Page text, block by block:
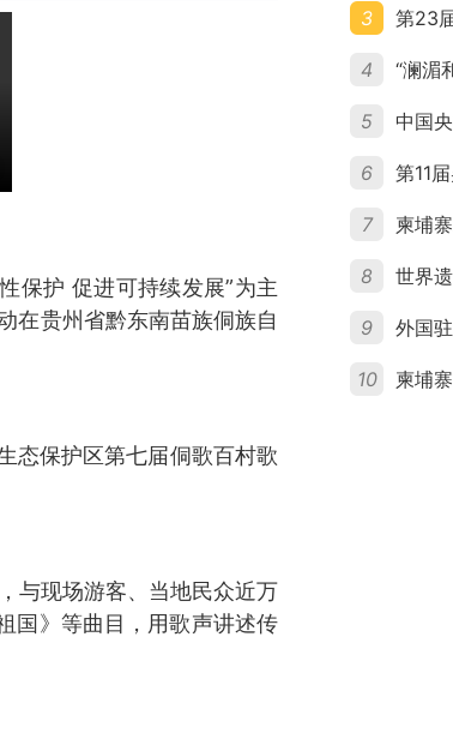
保护 促进可持续发展”为主
在贵州省黔东南苗族侗族自
态保护区第七届侗歌百村歌
与现场游客、当地民众近万
国》等曲目，用歌声讲述传
3
4
5
6
7
8
9
10